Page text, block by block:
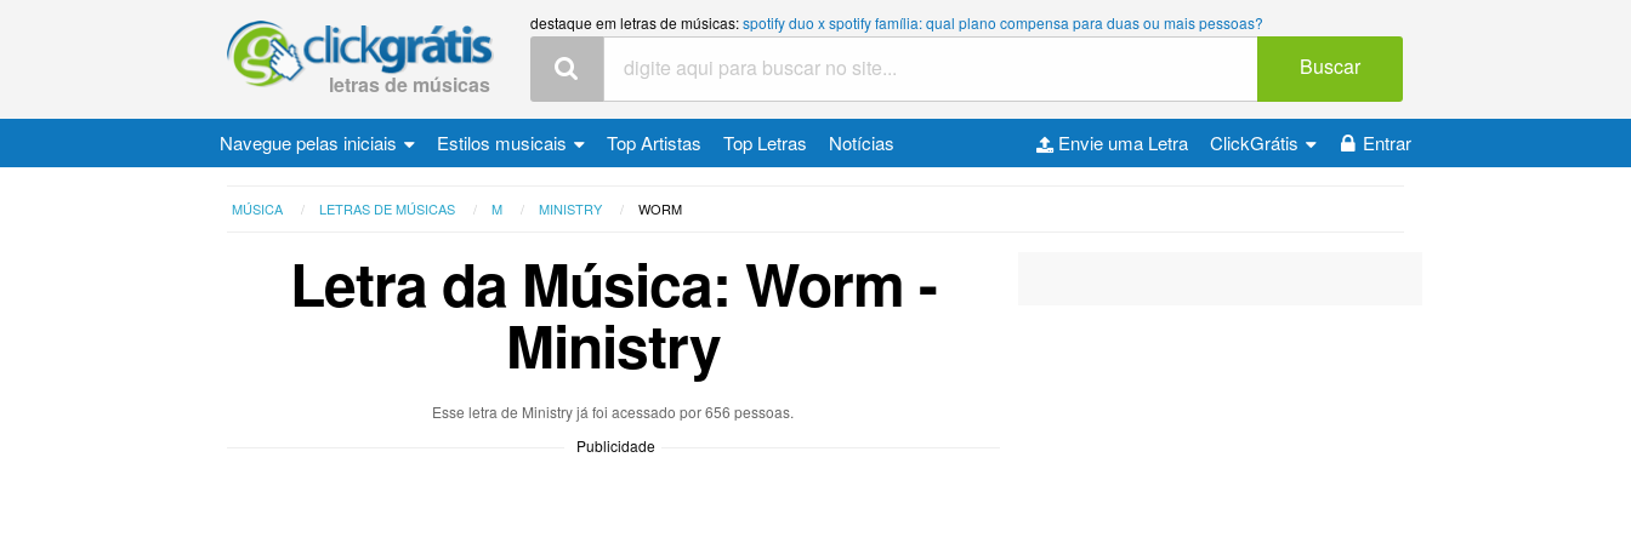
letras de músicas
destaque em letras de músicas:spotify duo x spotify família: qual plano compensa para duas ou mais pessoas?
Buscar
Navegue pelas iniciais Estilos musicais Top Artistas Top Letras Notícias Entrar
ClickGrátis
Envie uma Letra
MÚSICA LETRAS DE MÚSICAS M MINISTRY WORM
Letra da Música: Worm -
Ministry
Esse letra de Ministry já foi acessado por 656 pessoas.
Publicidade